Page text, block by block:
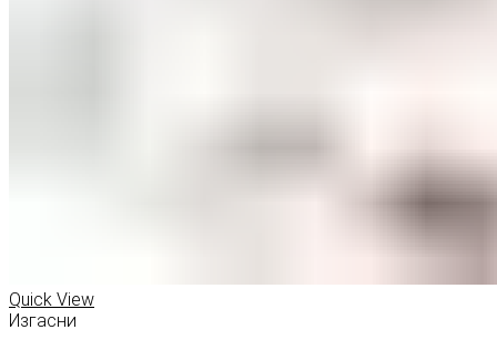
Quick View
Изгасни